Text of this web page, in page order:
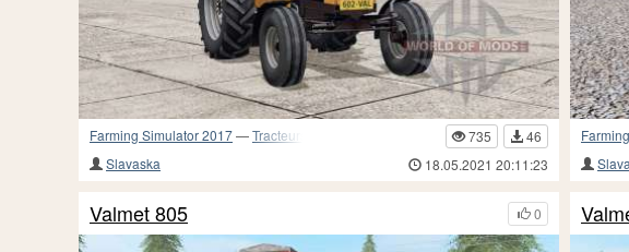
Farming Simulator 2017—Tracteurs 735
46
Slavaska
18.05.2021 20:11:23
0
Valmet 805